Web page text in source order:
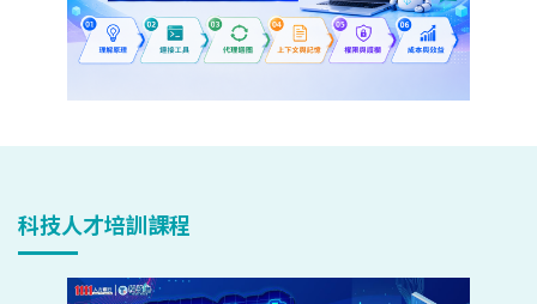
科技人才培訓課程